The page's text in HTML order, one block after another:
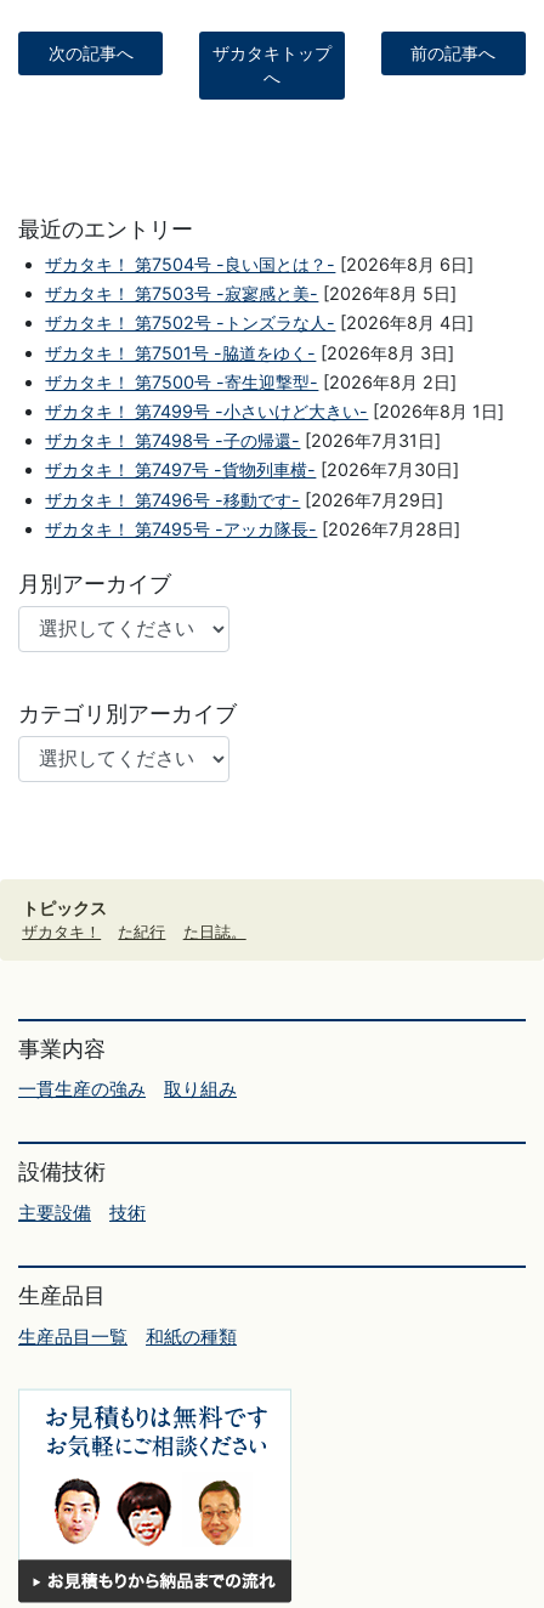
次の記事へ
ザカタキトップ
へ
前の記事へ
最近のエントリー
ザカタキ！ 第7504号 -良い国とは？- [2026年8月 6日]
ザカタキ！ 第7503号 -寂寥感と美- [2026年8月 5日]
ザカタキ！ 第7502号 -トンズラな人- [2026年8月 4日]
ザカタキ！ 第7501号 -脇道をゆく- [2026年8月 3日]
ザカタキ！ 第7500号 -寄生迎撃型- [2026年8月 2日]
ザカタキ！ 第7499号 -小さいけど大きい- [2026年8月 1日]
ザカタキ！ 第7498号 -子の帰還- [2026年7月31日]
ザカタキ！ 第7497号 -貨物列車横- [2026年7月30日]
ザカタキ！ 第7496号 -移動です- [2026年7月29日]
ザカタキ！ 第7495号 -アッカ隊長- [2026年7月28日]
月別アーカイブ
カテゴリ別アーカイブ
トピックス
ザカタキ！ た紀行 た日誌。
事業内容
一貫生産の強み 取り組み
設備技術
主要設備 技術
生産品目
生産品目一覧 和紙の種類